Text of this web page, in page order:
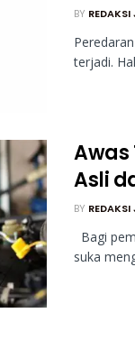
BY REDAKSI
terjadi.
Awas
Asli
BY REDAKSI
Bagi
suka